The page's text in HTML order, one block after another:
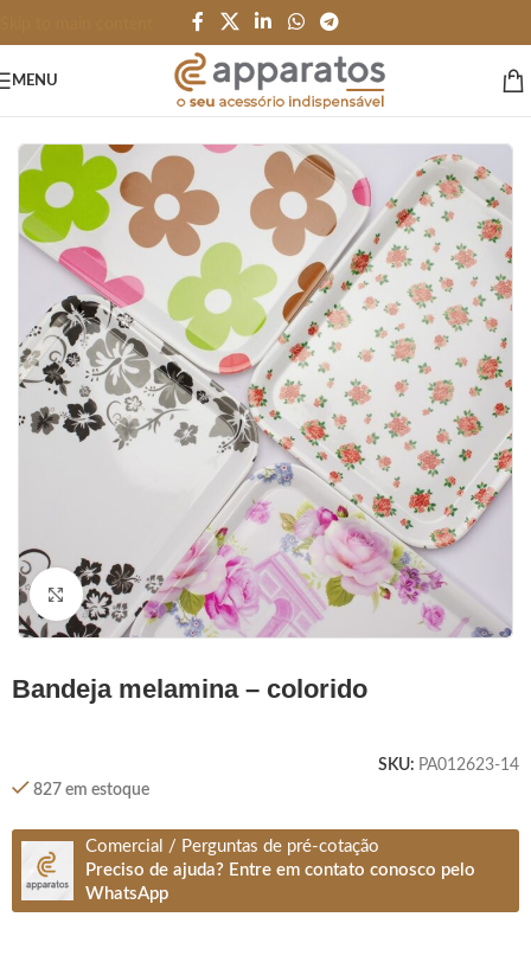
MENU
Clique para ampliar
bandeja melamina – colorido
SKU: PA012623-14
827 em estoque
Comercial / Perguntas de pré-cotação
Preciso de ajuda? Entre em contato conosco pelo
WhatsApp